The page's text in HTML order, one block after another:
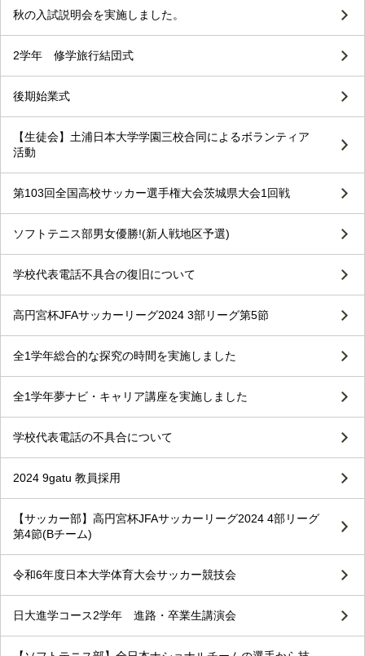
秋の入試説明会を実施しました。
2学年 修学旅行結団式
後期始業式
【生徒会】土浦日本大学学園三校合同によるボランティア
活動
第103回全国高校サッカー選手権大会茨城県大会1回戦
ソフトテニス部男女優勝!(新人戦地区予選)
学校代表電話不具合の復旧について
高円宮杯JFAサッカーリーグ2024 3部リーグ第5節
全1学年総合的な探究の時間を実施しました
全1学年夢ナビ・キャリア講座を実施しました
学校代表電話の不具合について
2024 9gatu 教員採用
【サッカー部】高円宮杯JFAサッカーリーグ2024 4部リーグ
第4節(Bチーム)
令和6年度日本大学体育大会サッカー競技会
日大進学コース2学年 進路・卒業生講演会